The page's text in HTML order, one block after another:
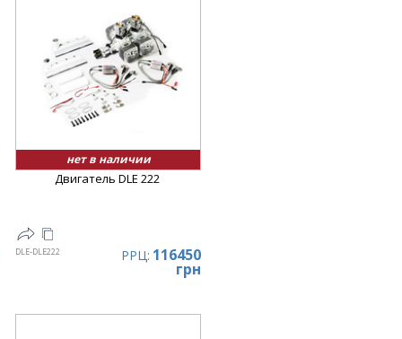
нет в наличии
Двигатель DLE 222
DLE-DLE222 РРЦ: 116450
грн